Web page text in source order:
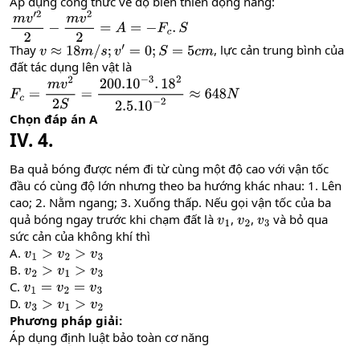
mv′22 −m v22=A =− Fc. S
Thay v≈18m/s;v′=0;S =5 cm
, lực cản trung bình của
đất tác dụng lên vật là
Fc= m v22S=200.10−3.1822.5.10 −2 ≈648N
Chọn đáp án A
IV. 4.
Ba quả bóng được ném đi từ cùng một độ cao với vận tốc
đầu có cùng độ lớn nhưng theo ba hướng khác nhau: 1. Lên
cao; 2. Nằm ngang; 3. Xuống thấp. Nếu gọi vận tốc của ba
quả bóng ngay trước khi chạm đất là v1 , v2, v3 và bỏ qua
sức cản của không khí thì
A. v1 >v2>v 3
B. v2 >v1>v 3
C. v1 =v2=v 3
D. v3 >v1>v 2
Phương pháp giải:
Áp dụng định luật bảo toàn cơ năng